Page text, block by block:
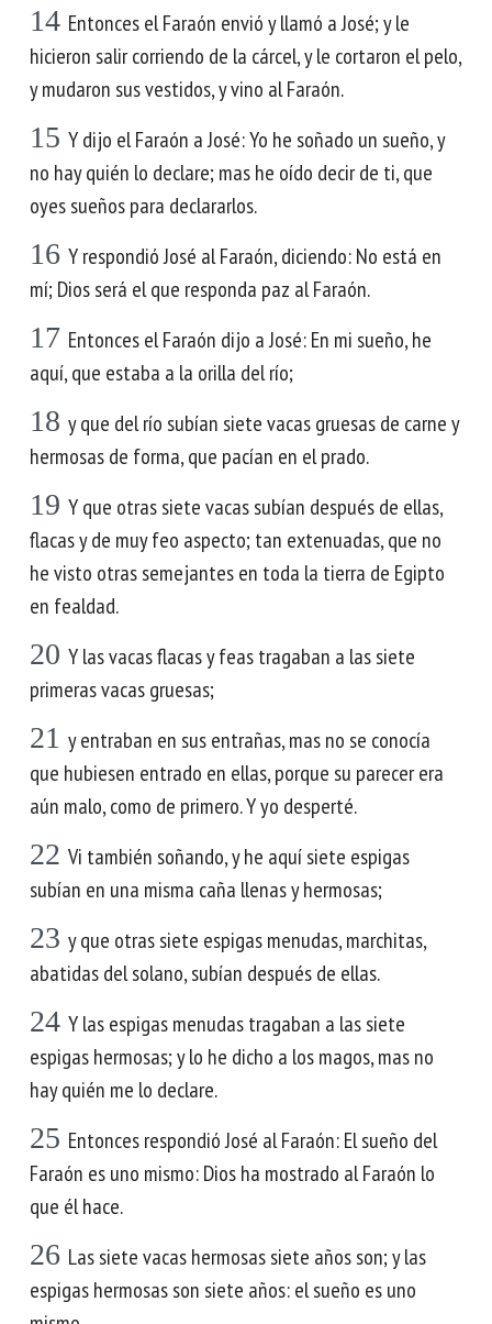
14 Entonces el Faraón envió y llamó a José; y le
hicieron salir corriendo de la cárcel, y le cortaron el pelo,
y mudaron sus vestidos, y vino al Faraón.
15 Y dijo el Faraón a José: Yo he soñado un sueño, y
no hay quién lo declare; mas he oído decir de ti, que
oyes sueños para declararlos.
16 Y respondió José al Faraón, diciendo: No está en
mí; Dios será el que responda paz al Faraón.
17 Entonces el Faraón dijo a José: En mi sueño, he
aquí, que estaba a la orilla del río;
18 y que del río subían siete vacas gruesas de carne y
hermosas de forma, que pacían en el prado.
19 Y que otras siete vacas subían después de ellas,
flacas y de muy feo aspecto; tan extenuadas, que no
he visto otras semejantes en toda la tierra de Egipto
en fealdad.
20 Y las vacas flacas y feas tragaban a las siete
primeras vacas gruesas;
21 y entraban en sus entrañas, mas no se conocía
que hubiesen entrado en ellas, porque su parecer era
aún malo, como de primero. Y yo desperté.
22 Vi también soñando, y he aquí siete espigas
subían en una misma caña llenas y hermosas;
23 y que otras siete espigas menudas, marchitas,
abatidas del solano, subían después de ellas.
24 Y las espigas menudas tragaban a las siete
espigas hermosas; y lo he dicho a los magos, mas no
hay quién me lo declare.
25 Entonces respondió José al Faraón: El sueño del
Faraón es uno mismo: Dios ha mostrado al Faraón lo
que él hace.
26 Las siete vacas hermosas siete años son; y las
espigas hermosas son siete años: el sueño es uno